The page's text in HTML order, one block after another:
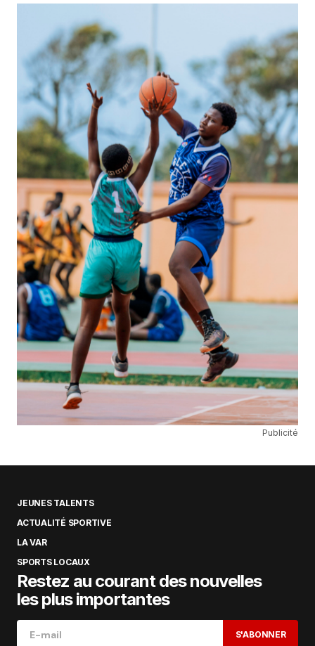
Publicité
JEUNES TALENTS
ACTUALITÉ SPORTIVE
LA VAR
SPORTS LOCAUX
Restez au courant des nouvelles
les plus importantes
S'ABONNER